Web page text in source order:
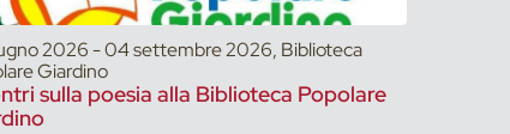
2026 - 04 settembre 2026, Biblioteca
Giardino
sulla poesia alla Biblioteca Popolare